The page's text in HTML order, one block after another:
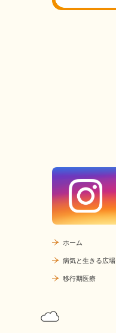
ホーム
病気と生きる広場
移行期医療